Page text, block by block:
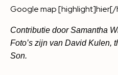
Google map [highlight]hier[/
Contributie door Samantha
Foto’s zijn van David Kulen,
Son.